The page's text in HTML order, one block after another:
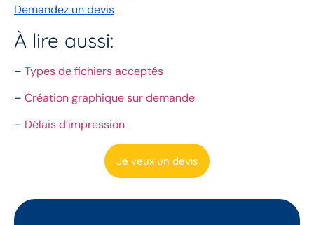
Demandez un devis
À lire aussi:
– Types de fichiers acceptés
– Création graphique sur demande
– Délais d’impression
Je veux un devis